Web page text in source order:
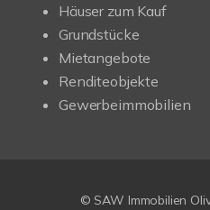
Häuser zum Kauf
Grundstücke
Mietangebote
Renditeobjekte
Gewerbeimmobilien
© SAW Immobilien